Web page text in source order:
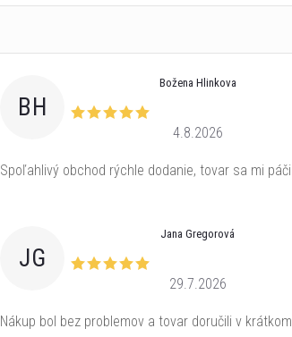
BH
Božena Hlinkova
4.8.2026
Spoľahlivý obchod rýchle dodanie, tovar sa mi páči
JG
Jana Gregorová
29.7.2026
Nákup bol bez problemov a tovar doručili v krátkom